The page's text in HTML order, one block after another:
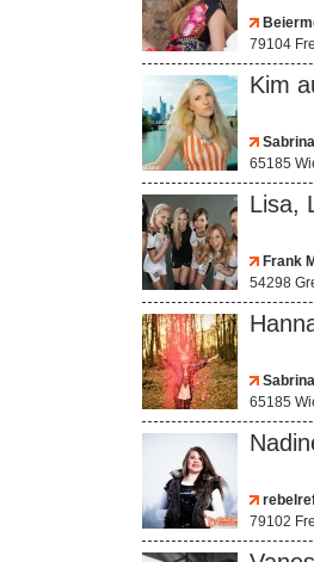
79104
Kim
65185
Lisa,
Frank
54298
65185
79102